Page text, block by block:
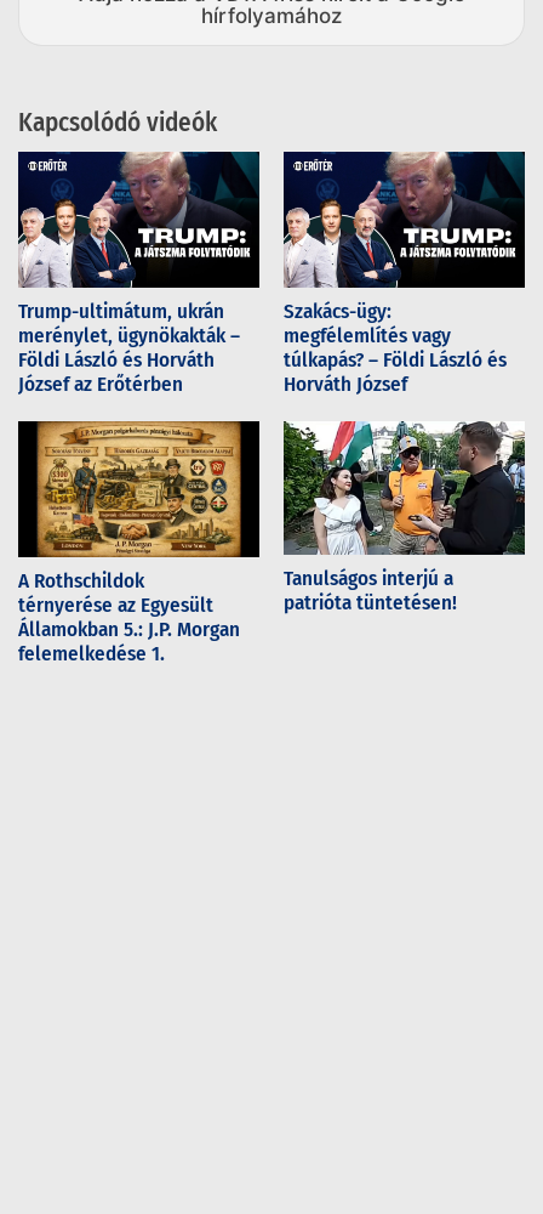
hírfolyamához
Kapcsolódó videók
Trump-ultimátum, ukrán
merénylet, ügynökakták –
Földi László és Horváth
József az Erőtérben
Szakács-ügy:
megfélemlítés vagy
túlkapás? – Földi László és
Horváth József
A Rothschildok
térnyerése az Egyesült
Államokban 5.: J.P. Morgan
felemelkedése 1.
Tanulságos interjú a
patrióta tüntetésen!